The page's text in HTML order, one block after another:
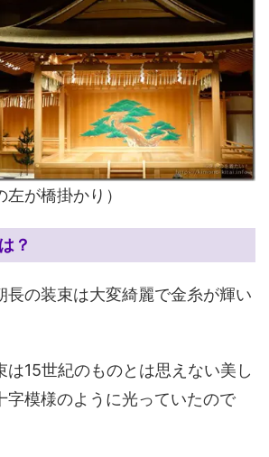
が橋掛かり）
？
長の装束は大変綺麗で金糸が輝い
は15世紀のものとは思えない美し
字模様のように光っていたので